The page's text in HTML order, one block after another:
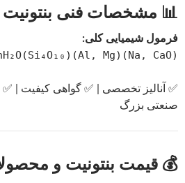
📊 مشخصات فنی
فرمول شیمیایی کلی:
(Na, CaO)(Al, Mg)(Si₄O₁₀)₃(OH)₆ · nH₂O
✅ آنالیز تخصصی | ✅ گواهی کیفیت |
صنعتی بزرگ
💰 قیمت بنتونیت و